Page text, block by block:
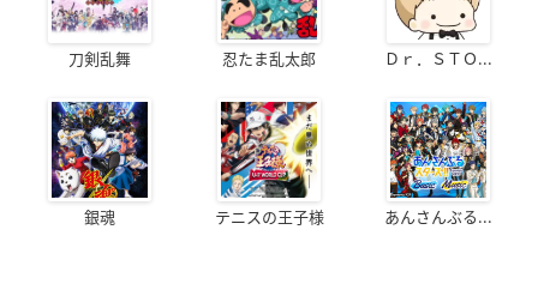
刀剣乱舞 忍たま乱太郎 Ｄｒ．ＳＴＯ...
銀魂 テニスの王子様 あんさんぶる...